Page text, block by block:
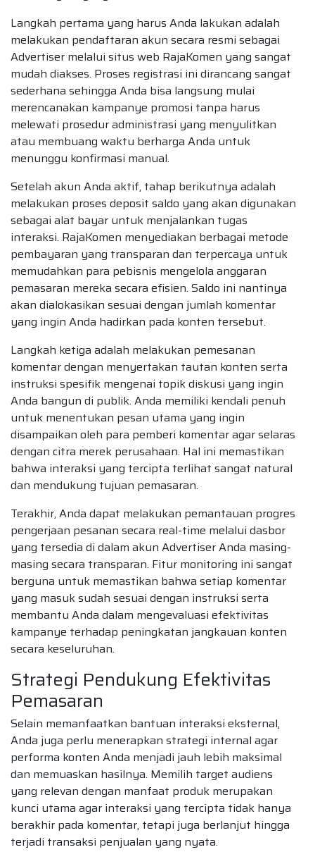
Langkah pertama yang harus Anda lakukan adalah
melakukan pendaftaran akun secara resmi sebagai
Advertiser melalui situs web RajaKomen yang sangat
mudah diakses. Proses registrasi ini dirancang sangat
sederhana sehingga Anda bisa langsung mulai
merencanakan kampanye promosi tanpa harus
melewati prosedur administrasi yang menyulitkan
atau membuang waktu berharga Anda untuk
menunggu konfirmasi manual.
Setelah akun Anda aktif, tahap berikutnya adalah
melakukan proses deposit saldo yang akan digunakan
sebagai alat bayar untuk menjalankan tugas
interaksi. RajaKomen menyediakan berbagai metode
pembayaran yang transparan dan terpercaya untuk
memudahkan para pebisnis mengelola anggaran
pemasaran mereka secara efisien. Saldo ini nantinya
akan dialokasikan sesuai dengan jumlah komentar
yang ingin Anda hadirkan pada konten tersebut.
Langkah ketiga adalah melakukan pemesanan
komentar dengan menyertakan tautan konten serta
instruksi spesifik mengenai topik diskusi yang ingin
Anda bangun di publik. Anda memiliki kendali penuh
untuk menentukan pesan utama yang ingin
disampaikan oleh para pemberi komentar agar selaras
dengan citra merek perusahaan. Hal ini memastikan
bahwa interaksi yang tercipta terlihat sangat natural
dan mendukung tujuan pemasaran.
Terakhir, Anda dapat melakukan pemantauan progres
pengerjaan pesanan secara real-time melalui dasbor
yang tersedia di dalam akun Advertiser Anda masing-
masing secara transparan. Fitur monitoring ini sangat
berguna untuk memastikan bahwa setiap komentar
yang masuk sudah sesuai dengan instruksi serta
membantu Anda dalam mengevaluasi efektivitas
kampanye terhadap peningkatan jangkauan konten
secara keseluruhan.
Strategi Pendukung Efektivitas
Pemasaran
Selain memanfaatkan bantuan interaksi eksternal,
Anda juga perlu menerapkan strategi internal agar
performa konten Anda menjadi jauh lebih maksimal
dan memuaskan hasilnya. Memilih target audiens
yang relevan dengan manfaat produk merupakan
kunci utama agar interaksi yang tercipta tidak hanya
berakhir pada komentar, tetapi juga berlanjut hingga
terjadi transaksi penjualan yang nyata.